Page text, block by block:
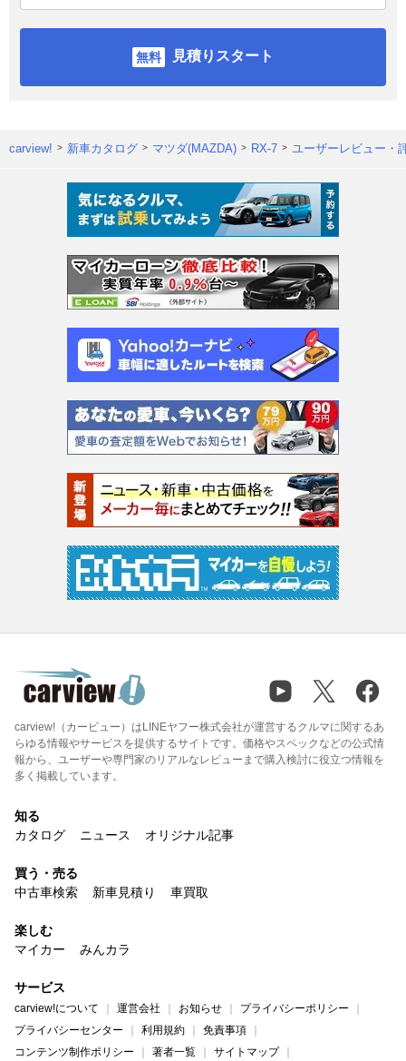
見積りスタート
carview! 新車カタログ マツダ(MAZDA) RX-7 ユーザーレビュー・
carview!（カービュー）はLINEヤフー株式会社が運営するクルマに関するあ
らゆる情報やサービスを提供するサイトです。価格やスペックなどの公式情
報から、ユーザーや専門家のリアルなレビューまで購入検討に役立つ情報を
多く掲載しています。
知る
カタログ
ニュース オリジナル記事
買う・売る
中古車検索
新車見積り 車買取
楽しむ
マイカー
みんカラ
サービス
carview!について 運営会社 お知らせ
プライバシーポリシー
プライバシーセンター
利用規約
免責事項
コンテンツ制作ポリシー
著者一覧 サイトマップ